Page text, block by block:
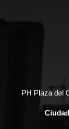
PH Plaza del